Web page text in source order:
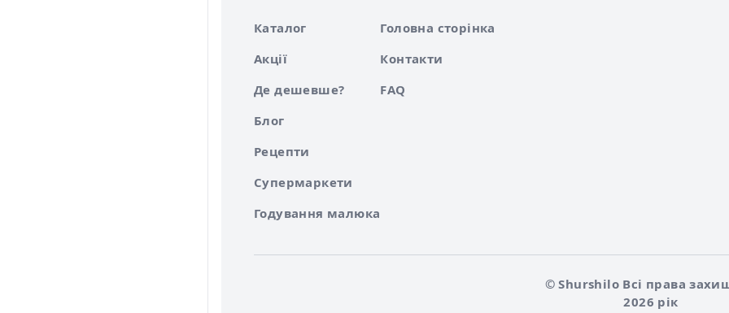
Каталог
Акції
Де дешевше?
Блог
Рецепти
Супермаркети
Годування малюка
Головна сторінка
Контакти
FAQ
© Shurshilo Всі права
2026 рік